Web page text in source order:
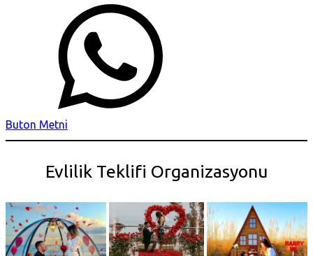
Buton Metni
Evlilik Teklifi Organizasyonu